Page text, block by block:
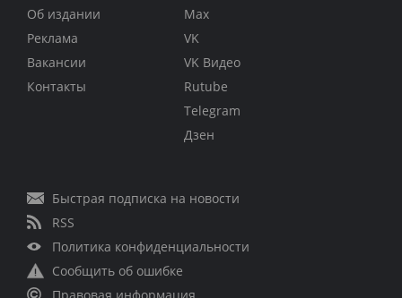
Об издании
Реклама
Вакансии
Контакты
Max
VK
VK Видео
Rutube
Telegram
Дзен
Быстрая подписка на новости
RSS
Политика конфиденциальности
Сообщить об ошибке